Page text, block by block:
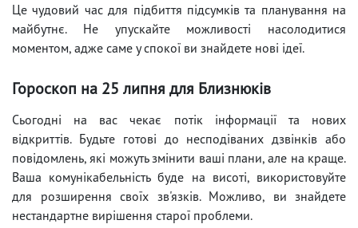
Це чудовий час для підбиття підсумків та планування на
майбутнє. Не упускайте можливості насолодитися
моментом, адже саме у спокої ви знайдете нові ідеї.
Гороскоп на 25 липня для Близнюків
Сьогодні на вас чекає потік інформації та нових
відкриттів. Будьте готові до несподіваних дзвінків або
повідомлень, які можуть змінити ваші плани, але на краще.
Ваша комунікабельність буде на висоті, використовуйте
для розширення своїх зв'язків. Можливо, ви знайдете
нестандартне вирішення старої проблеми.